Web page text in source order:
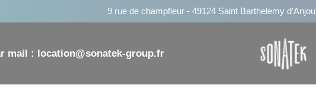
9 rue de champfleur - 49124 Saint Barthelemy d'Anjou
mail : location@sonatek-group.fr